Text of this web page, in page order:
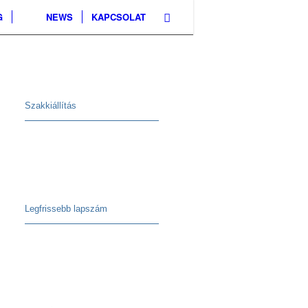
NEWS KAPCSOLAT
Szakkiállítás
Legfrissebb lapszám